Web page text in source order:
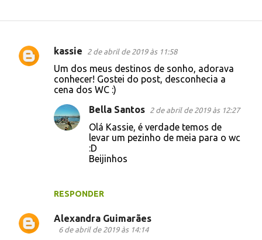
C
s
kassie 2 de abril de 2019 às 11:58
Um dos meus destinos de sonho, adorava
conhecer! Gostei do post, desconhecia a
cena dos WC :)
RESPONDER
Bella Santos 2 de abril de 2019 às 12:27
Olá Kassie, é verdade temos de
levar um pezinho de meia para o wc
:D
Beijinhos
Alexandra Guimarães
6 de abril de 2019 às 14:14